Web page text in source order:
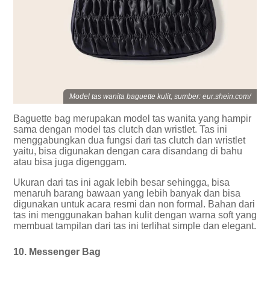
Model tas wanita baguette kulit, sumber: eur.shein.com/
Baguette bag merupakan model tas wanita yang hampir
sama dengan model tas clutch dan wristlet. Tas ini
menggabungkan dua fungsi dari tas clutch dan wristlet
yaitu, bisa digunakan dengan cara disandang di bahu
atau bisa juga digenggam.
Ukuran dari tas ini agak lebih besar sehingga, bisa
menaruh barang bawaan yang lebih banyak dan bisa
digunakan untuk acara resmi dan non formal. Bahan dari
tas ini menggunakan bahan kulit dengan warna soft yang
membuat tampilan dari tas ini terlihat simple dan elegant.
10. Messenger Bag